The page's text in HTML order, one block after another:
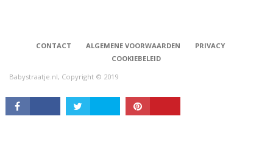
CONTACT ALGEMENE VOORWAARDEN
PRIVACY
COOKIEBELEID
Babystraatje.nl, Copyright © 2019